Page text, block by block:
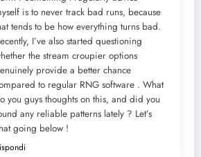
is to never track bad runs, because
tends to be how everything turns bad.
I’ve also started questioning
the stream croupier options
provide a better chance
to regular RNG software . What
you guys thoughts on this, and did you
any reliable patterns lately ? Let’s
going below !